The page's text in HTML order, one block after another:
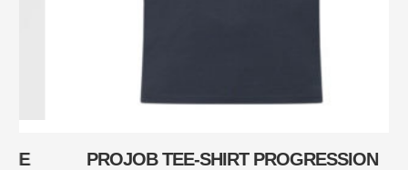
PROJOB TEE-SHIRT PROGRESSION